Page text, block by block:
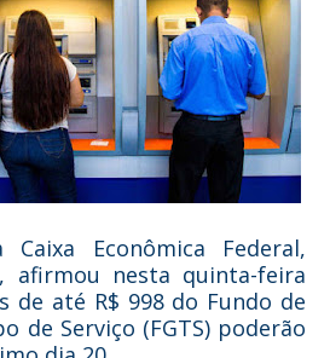
Econômica Federal,
afirmou nesta quinta-feira
de até R$ 998 do Fundo de
de Serviço (FGTS) poderão